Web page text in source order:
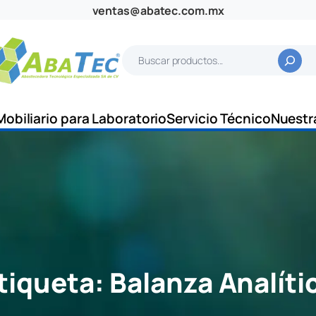
ventas@abatec.com.mx
c
a
para LaboratorioServicio Técnico
Balanza